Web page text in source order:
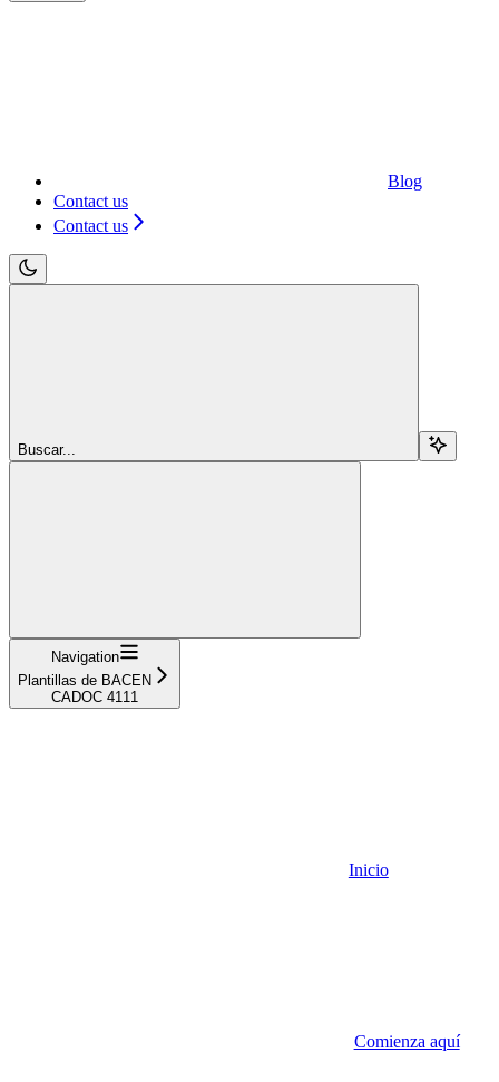
Blog
Contact us
Contact us
Buscar...
Navigation
Plantillas de BACEN
CADOC 4111
Inicio
Comienza aquí